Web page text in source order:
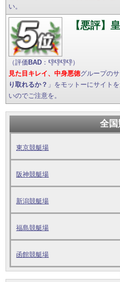
い。
【悪評】
（評価BAD ：👎👎👎👎）
見た目キレイ、中身悪徳グループの
り取れるか？ 」をモットーにサイト
いのでご注意を。
全国
東京競艇場
阪神競艇場
新潟競艇場
福島競艇場
函館競艇場